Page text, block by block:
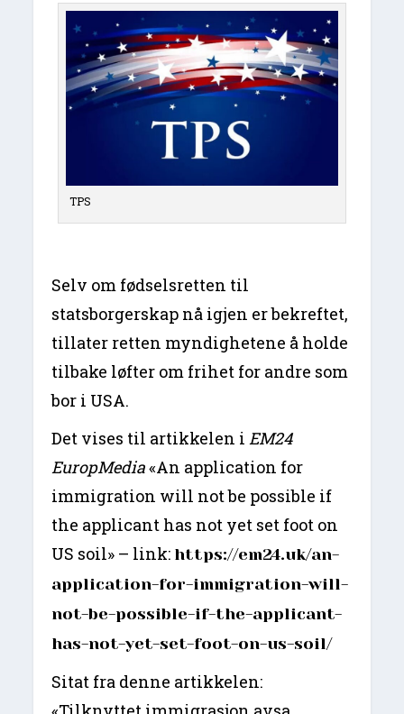
TPS
Selv om fødselsretten til
statsborgerskap nå igjen er bekreftet,
tillater retten myndighetene å holde
tilbake løfter om frihet for andre som
bor i USA.
Det vises til artikkelen iEM24
EuropMedia«An application for
immigration will not be possible if
the applicant has not yet set foot on
US soil» – link: https://em24.uk/an-
application-for-immigration-will-
not-be-possible-if-the-applicant-
has-not-yet-set-foot-on-us-soil/
Sitat fra denne artikkelen: